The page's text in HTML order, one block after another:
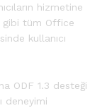
hizmetine
gibi tüm Office
kullanıcı
ODF 1.3 desteği
deneyimi